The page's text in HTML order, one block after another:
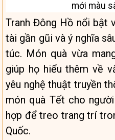
mới màu
Tranh Đông Hồ nổi bật
tài gần gũi và ý nghĩa
túc. Món quà vừa
giúp họ hiểu thêm về
yêu nghệ thuật truyền
món quà Tết cho
hợp để treo trang trí
Quốc.